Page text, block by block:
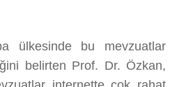
ülkesinde bu mevzuatlar
belirten Prof. Dr. Özkan,